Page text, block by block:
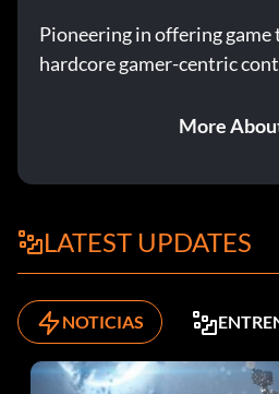
Pioneering in offering
hardcore gamer-centric
More
LATEST UPDATES
NOTICIAS